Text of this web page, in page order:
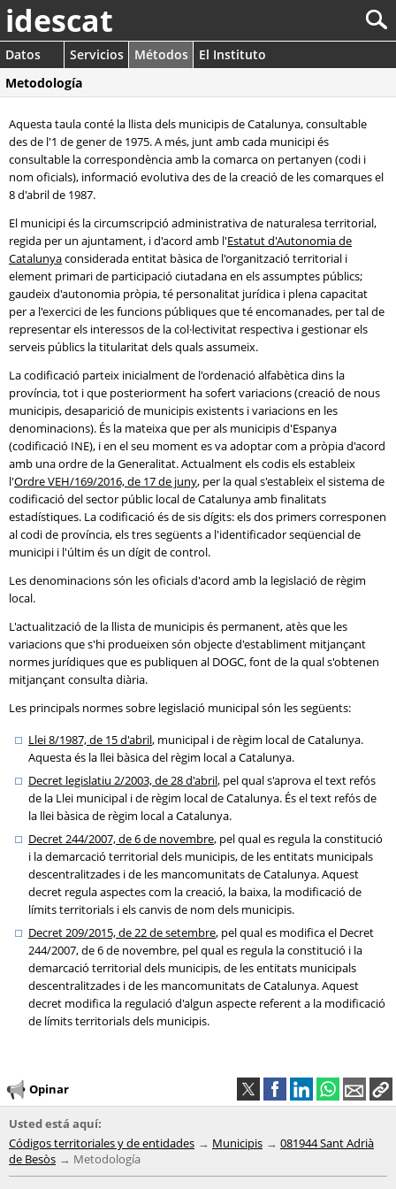
idescat
Datos Servicios Métodos
El Instituto
Metodología
Aquesta taula conté la llista dels municipis de Catalunya, consultable
des de l'1 de gener de 1975. A més, junt amb cada municipi és
consultable la correspondència amb la comarca on pertanyen (codi i
nom oficials), informació evolutiva des de la creació de les comarques el
8 d'abril de 1987.
El municipi és la circumscripció administrativa de naturalesa territorial,
regida per un ajuntament, i d'acord amb l'Estatut d'Autonomia de
Catalunyaconsiderada entitat bàsica de l'organització territorial i
element primari de participació ciutadana en els assumptes públics;
gaudeix d'autonomia pròpia, té personalitat jurídica i plena capacitat
per a l'exercici de les funcions públiques que té encomanades, per tal de
representar els interessos de la col·lectivitat respectiva i gestionar els
serveis públics la titularitat dels quals assumeix.
La codificació parteix inicialment de l'ordenació alfabètica dins la
província, tot i que posteriorment ha sofert variacions (creació de nous
municipis, desaparició de municipis existents i variacions en les
denominacions). És la mateixa que per als municipis d'Espanya
(codificació INE), i en el seu moment es va adoptar com a pròpia d'acord
amb una ordre de la Generalitat. Actualment els codis els estableix
l'Ordre VEH/169/2016, de 17 de juny, per la qual s'estableix el sistema de
codificació del sector públic local de Catalunya amb finalitats
estadístiques. La codificació és de sis dígits: els dos primers corresponen
al codi de província, els tres següents a l'identificador seqüencial de
municipi i l'últim és un dígit de control.
Les denominacions són les oficials d'acord amb la legislació de règim
local.
L'actualització de la llista de municipis és permanent, atès que les
variacions que s'hi produeixen són objecte d'establiment mitjançant
normes jurídiques que es publiquen al DOGC, font de la qual s'obtenen
mitjançant consulta diària.
Les principals normes sobre legislació municipal són les següents:
Llei 8/1987, de 15 d'abril, municipal i de règim local de Catalunya.
Aquesta és la llei bàsica del règim local a Catalunya.
Decret legislatiu 2/2003, de 28 d'abril, pel qual s'aprova el text refós
de la Llei municipal i de règim local de Catalunya. És el text refós de
la llei bàsica de règim local a Catalunya.
Decret 244/2007, de 6 de novembre, pel qual es regula la constitució
i la demarcació territorial dels municipis, de les entitats municipals
descentralitzades i de les mancomunitats de Catalunya. Aquest
decret regula aspectes com la creació, la baixa, la modificació de
límits territorials i els canvis de nom dels municipis.
Decret 209/2015, de 22 de setembre, pel qual es modifica el Decret
244/2007, de 6 de novembre, pel qual es regula la constitució i la
demarcació territorial dels municipis, de les entitats municipals
descentralitzades i de les mancomunitats de Catalunya. Aquest
decret modifica la regulació d'algun aspecte referent a la modificació
de límits territorials dels municipis.
Opinar
Usted está aquí:
Códigos territoriales y de entidades
Municipis
081944 Sant Adrià
de Besòs
Metodología